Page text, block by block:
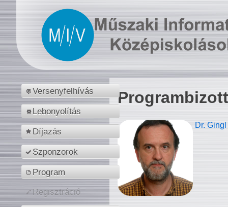
Versenyfelhívás
Lebonyolítás
Díjazás
Szponzorok
Program
Regisztráció
Dr.